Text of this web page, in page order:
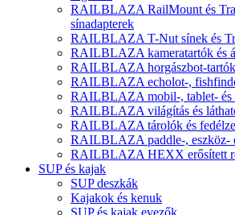
RAILBLAZA RailMount és
sínadapterek
RAILBLAZA T-Nut sínek és
RAILBLAZA kameratartók és
RAILBLAZA horgászbot-tartók
RAILBLAZA echolot-,
RAILBLAZA mobil-, tablet- és
RAILBLAZA világítás és
RAILBLAZA tárolók és
RAILBLAZA paddle-, eszköz-
RAILBLAZA HEXX erősített
SUP és kajak
SUP deszkák
Kajakok és kenuk
SUP és kajak evezők